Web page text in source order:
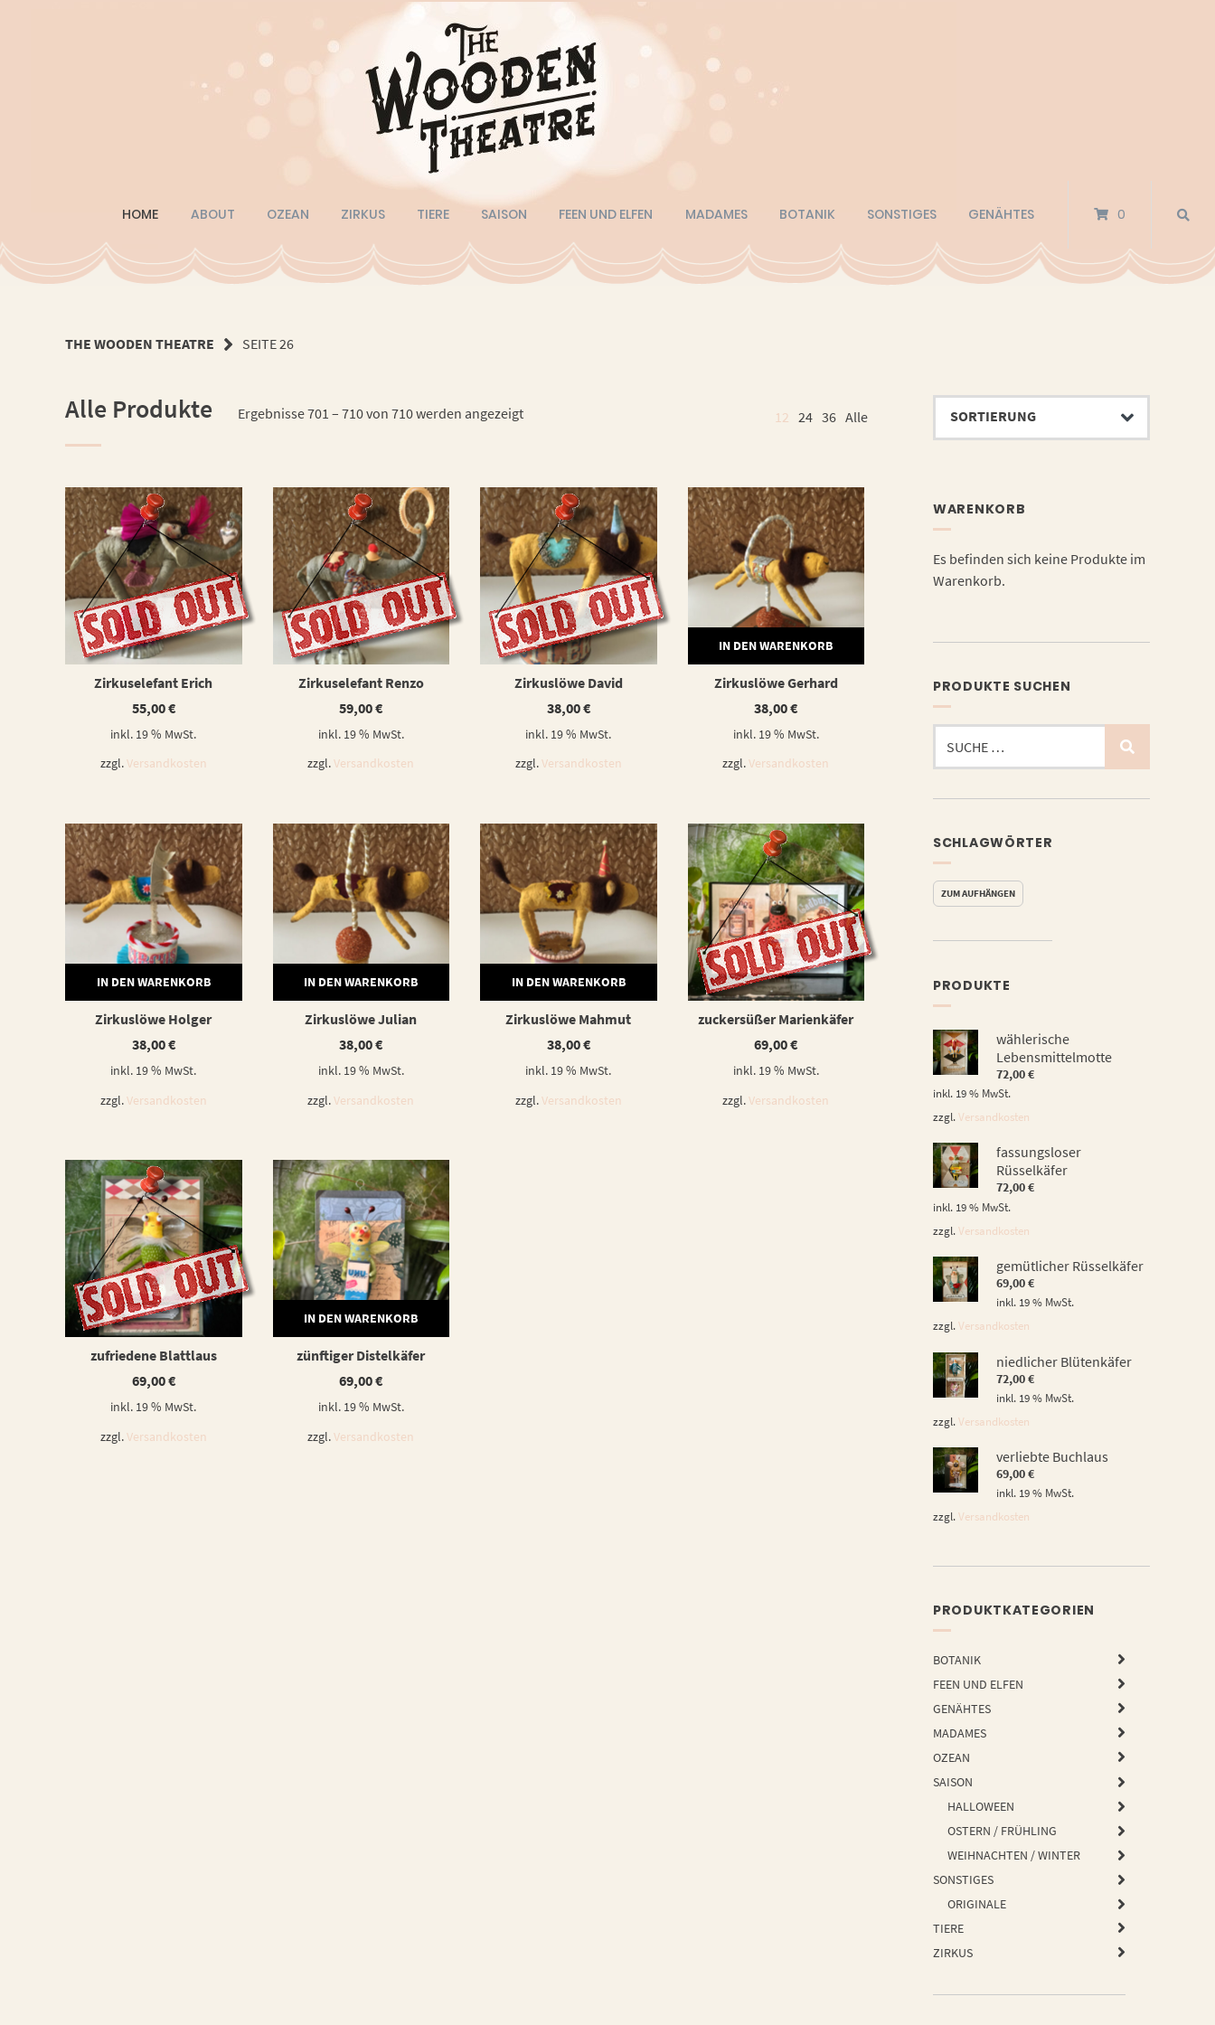
HOME ABOUT OZEAN ZIRKUS TIERE SAISON FEEN UND ELFEN MADAMES BOTANIK SONSTIGES GENÄHTES 0
THE WOODEN THEATRE SEITE 26
Alle Produkte Ergebnisse 701 – 710 von 710 werden angezeigt 12 24 36 Alle
WEITERLESEN
Zirkuselefant Erich
55,00€
inkl. 19 % MwSt.
zzgl.Versandkosten
WEITERLESEN
Zirkuselefant Renzo
59,00€
inkl. 19 % MwSt.
zzgl.Versandkosten
WEITERLESEN
Zirkuslöwe David
38,00€
inkl. 19 % MwSt.
zzgl.Versandkosten
IN DEN WARENKORB
Zirkuslöwe Gerhard
38,00€
inkl. 19 % MwSt.
zzgl.Versandkosten
IN DEN WARENKORB
Zirkuslöwe Holger
38,00€
inkl. 19 % MwSt.
zzgl.Versandkosten
IN DEN WARENKORB
Zirkuslöwe Julian
38,00€
inkl. 19 % MwSt.
zzgl.Versandkosten
IN DEN WARENKORB
Zirkuslöwe Mahmut
38,00€
inkl. 19 % MwSt.
zzgl.Versandkosten
WEITERLESEN
zuckersüßer Marienkäfer
69,00€
inkl. 19 % MwSt.
zzgl.Versandkosten
WEITERLESEN
zufriedene Blattlaus
69,00€
inkl. 19 % MwSt.
zzgl.Versandkosten
IN DEN WARENKORB
zünftiger Distelkäfer
69,00€
inkl. 19 % MwSt.
zzgl.Versandkosten
WARENKORB
Es befinden sich keine Produkte im
Warenkorb.
PRODUKTE SUCHEN
nach:
SCHLAGWÖRTER
ZUM AUFHÄNGEN
PRODUKTE
wählerische
Lebensmittelmotte
72,00€
inkl. 19 % MwSt.
zzgl.Versandkosten
fassungsloser
Rüsselkäfer
72,00€
inkl. 19 % MwSt.
zzgl.Versandkosten
gemütlicher Rüsselkäfer
69,00€
inkl. 19 % MwSt.
zzgl.Versandkosten
niedlicher Blütenkäfer
72,00€
inkl. 19 % MwSt.
zzgl.Versandkosten
verliebte Buchlaus
69,00€
inkl. 19 % MwSt.
zzgl.Versandkosten
PRODUKTKATEGORIEN
BOTANIK
FEEN UND ELFEN
GENÄHTES
MADAMES
OZEAN
SAISON
HALLOWEEN
OSTERN / FRÜHLING
WEIHNACHTEN / WINTER
SONSTIGES
ORIGINALE
TIERE
ZIRKUS